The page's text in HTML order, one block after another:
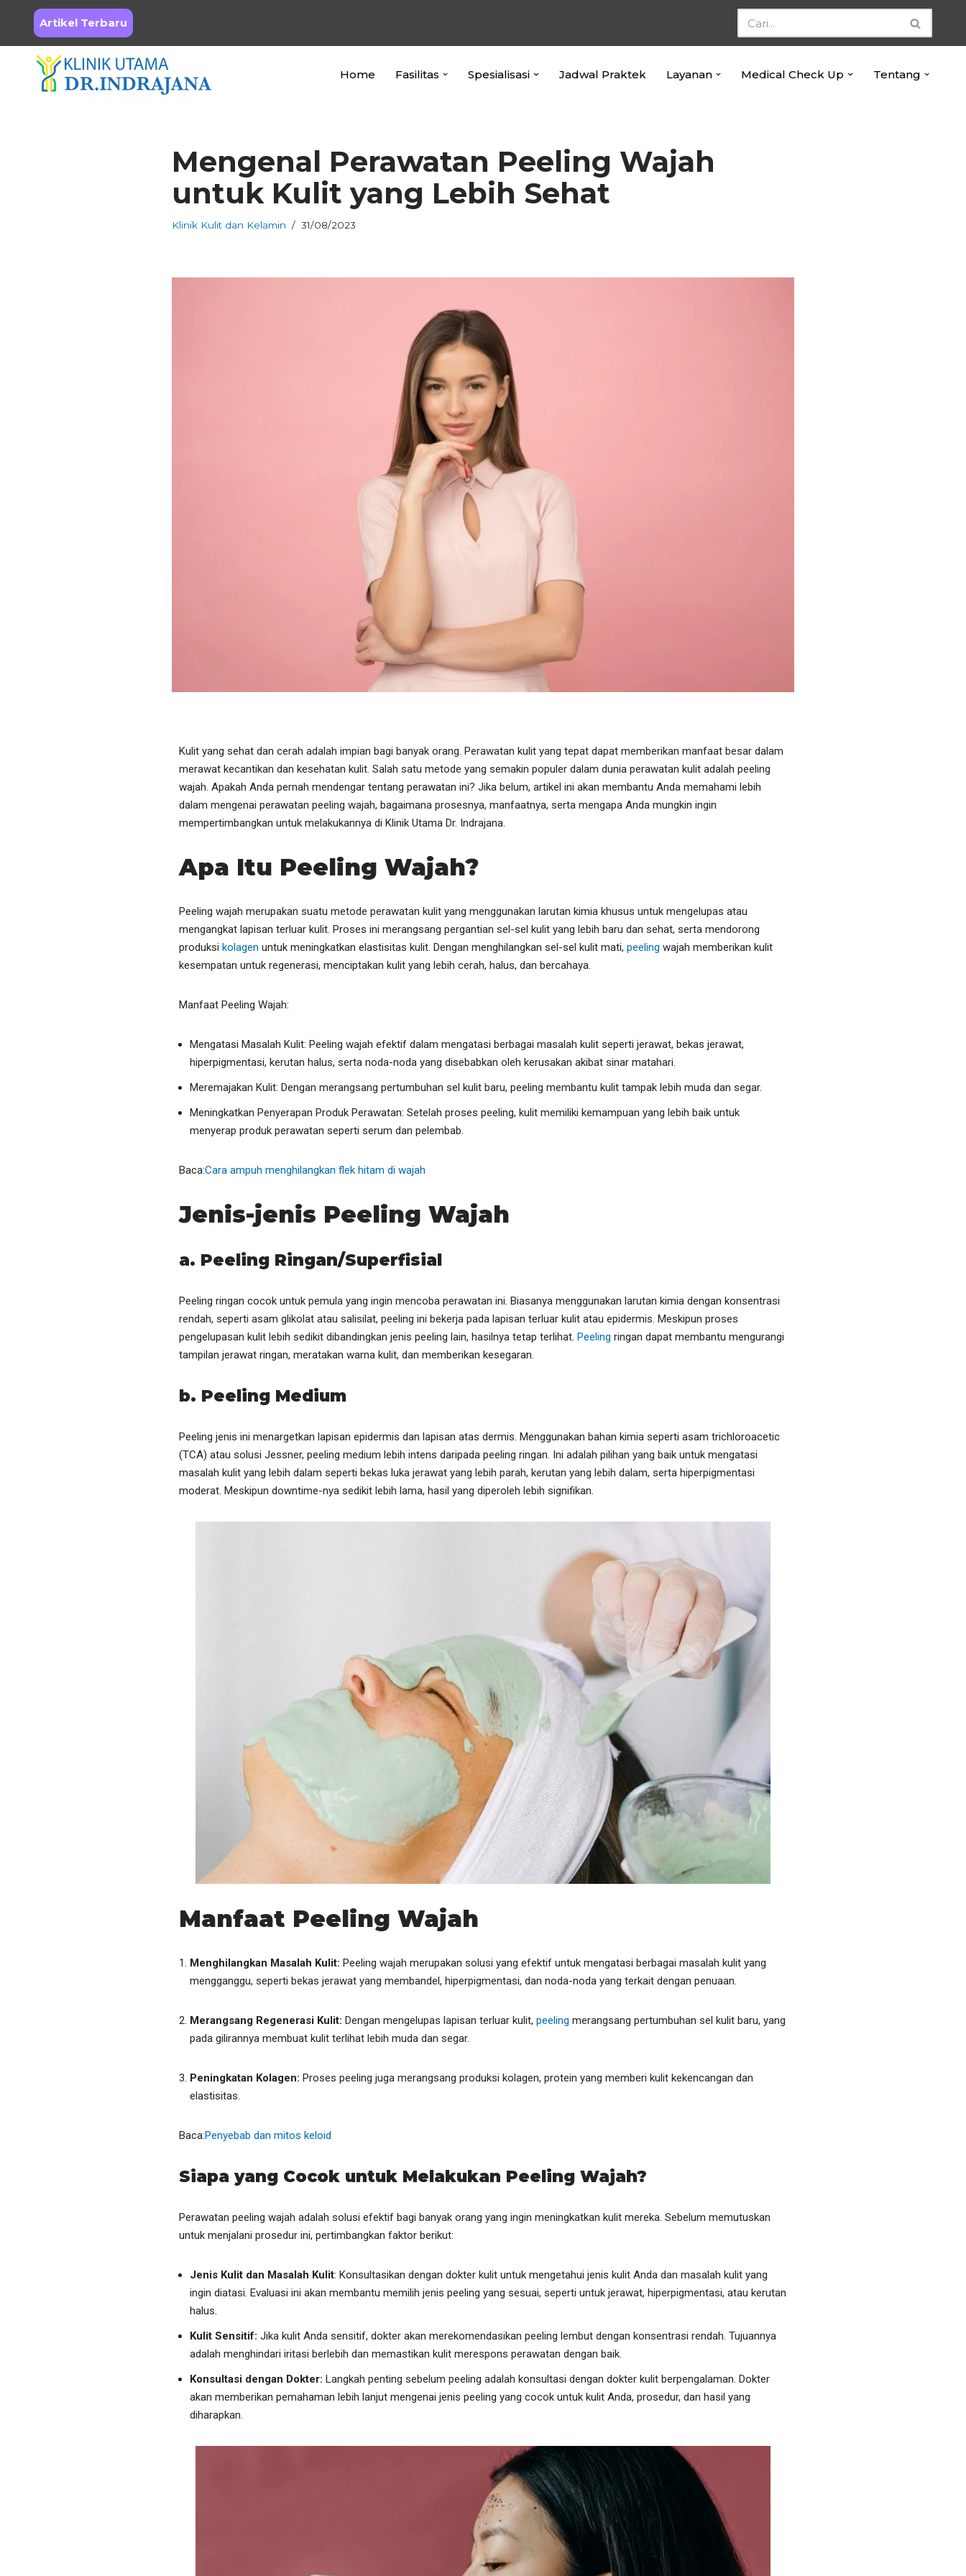
content
Artikel Terbaru
Home Fasilitas Spesialisasi Jadwal Praktek Layanan Medical Check Up Tentang
Mengenal Perawatan Peeling Wajah
untuk Kulit yang Lebih Sehat
Klinik Kulit dan Kelamin 31/08/2023
Kulit yang sehat dan cerah adalah impian bagi banyak orang. Perawatan kulit yang tepat dapat memberikan manfaat besar dalam
merawat kecantikan dan kesehatan kulit. Salah satu metode yang semakin populer dalam dunia perawatan kulit adalah peeling
wajah. Apakah Anda pernah mendengar tentang perawatan ini? Jika belum, artikel ini akan membantu Anda memahami lebih
dalam mengenai perawatan peeling wajah, bagaimana prosesnya, manfaatnya, serta mengapa Anda mungkin ingin
mempertimbangkan untuk melakukannya di Klinik Utama Dr. Indrajana.
Apa Itu Peeling Wajah?
Peeling wajah merupakan suatu metode perawatan kulit yang menggunakan larutan kimia khusus untuk mengelupas atau
mengangkat lapisan terluar kulit. Proses ini merangsang pergantian sel-sel kulit yang lebih baru dan sehat, serta mendorong
produksi kolagen untuk meningkatkan elastisitas kulit. Dengan menghilangkan sel-sel kulit mati, peeling wajah memberikan kulit
kesempatan untuk regenerasi, menciptakan kulit yang lebih cerah, halus, dan bercahaya.
Manfaat Peeling Wajah:
Mengatasi Masalah Kulit: Peeling wajah efektif dalam mengatasi berbagai masalah kulit seperti jerawat, bekas jerawat,
hiperpigmentasi, kerutan halus, serta noda-noda yang disebabkan oleh kerusakan akibat sinar matahari.
Meremajakan Kulit: Dengan merangsang pertumbuhan sel kulit baru, peeling membantu kulit tampak lebih muda dan segar.
Meningkatkan Penyerapan Produk Perawatan: Setelah proses peeling, kulit memiliki kemampuan yang lebih baik untuk
menyerap produk perawatan seperti serum dan pelembab.
Baca:Cara ampuh menghilangkan flek hitam di wajah
Jenis-jenis Peeling Wajah
a. Peeling Ringan/Superfisial
Peeling ringan cocok untuk pemula yang ingin mencoba perawatan ini. Biasanya menggunakan larutan kimia dengan konsentrasi
rendah, seperti asam glikolat atau salisilat, peeling ini bekerja pada lapisan terluar kulit atau epidermis. Meskipun proses
pengelupasan kulit lebih sedikit dibandingkan jenis peeling lain, hasilnya tetap terlihat. Peeling ringan dapat membantu mengurangi
tampilan jerawat ringan, meratakan warna kulit, dan memberikan kesegaran.
b. Peeling Medium
Peeling jenis ini menargetkan lapisan epidermis dan lapisan atas dermis. Menggunakan bahan kimia seperti asam trichloroacetic
(TCA) atau solusi Jessner, peeling medium lebih intens daripada peeling ringan. Ini adalah pilihan yang baik untuk mengatasi
masalah kulit yang lebih dalam seperti bekas luka jerawat yang lebih parah, kerutan yang lebih dalam, serta hiperpigmentasi
moderat. Meskipun downtime-nya sedikit lebih lama, hasil yang diperoleh lebih signifikan.
Manfaat Peeling Wajah
Menghilangkan Masalah Kulit: Peeling wajah merupakan solusi yang efektif untuk mengatasi berbagai masalah kulit yang
mengganggu, seperti bekas jerawat yang membandel, hiperpigmentasi, dan noda-noda yang terkait dengan penuaan.
Merangsang Regenerasi Kulit: Dengan mengelupas lapisan terluar kulit, peeling merangsang pertumbuhan sel kulit baru, yang
pada gilirannya membuat kulit terlihat lebih muda dan segar.
Peningkatan Kolagen: Proses peeling juga merangsang produksi kolagen, protein yang memberi kulit kekencangan dan
elastisitas.
Baca:Penyebab dan mitos keloid
Siapa yang Cocok untuk Melakukan Peeling Wajah?
Perawatan peeling wajah adalah solusi efektif bagi banyak orang yang ingin meningkatkan kulit mereka. Sebelum memutuskan
untuk menjalani prosedur ini, pertimbangkan faktor berikut:
Jenis Kulit dan Masalah Kulit: Konsultasikan dengan dokter kulit untuk mengetahui jenis kulit Anda dan masalah kulit yang
ingin diatasi. Evaluasi ini akan membantu memilih jenis peeling yang sesuai, seperti untuk jerawat, hiperpigmentasi, atau kerutan
halus.
Kulit Sensitif: Jika kulit Anda sensitif, dokter akan merekomendasikan peeling lembut dengan konsentrasi rendah. Tujuannya
adalah menghindari iritasi berlebih dan memastikan kulit merespons perawatan dengan baik.
Konsultasi dengan Dokter: Langkah penting sebelum peeling adalah konsultasi dengan dokter kulit berpengalaman. Dokter
akan memberikan pemahaman lebih lanjut mengenai jenis peeling yang cocok untuk kulit Anda, prosedur, dan hasil yang
diharapkan.